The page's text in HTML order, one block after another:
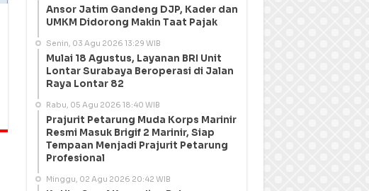
Ansor Jatim Gandeng DJP, Kader dan
UMKM Didorong Makin Taat Pajak
Senin, 03 Agu 2026 13:29 WIB
Mulai 18 Agustus, Layanan BRI Unit
Lontar Surabaya Beroperasi di Jalan
Raya Lontar 82
Rabu, 05 Agu 2026 18:40 WIB
Prajurit Petarung Muda Korps Marinir
Resmi Masuk Brigif 2 Marinir, Siap
Tempaan Menjadi Prajurit Petarung
Profesional
Minggu, 02 Agu 2026 20:42 WIB